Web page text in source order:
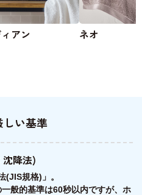
アン ネオ
しい基準
降法)
(JIS規格)」。
般的基準は60秒以内ですが、ホ